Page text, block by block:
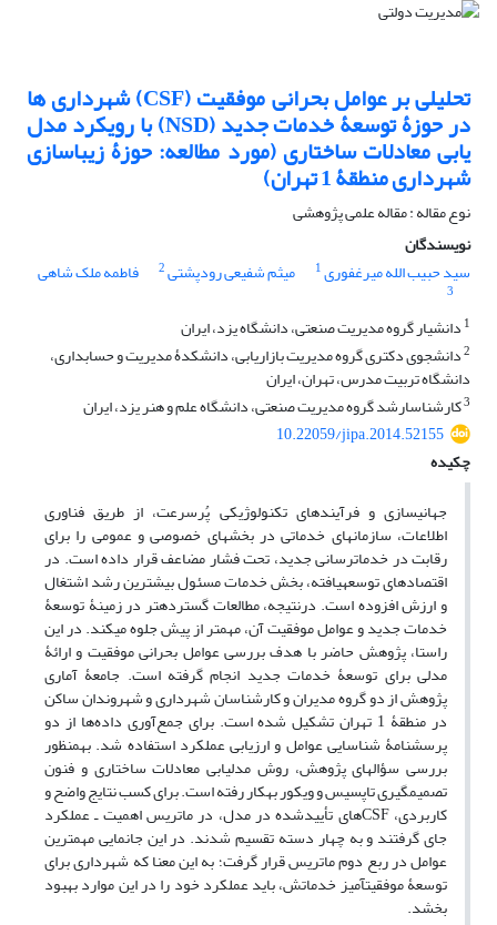
تحلیلی بر عوامل بحرانی موفقیت (CSF) شهرداری ها
در حوزۀ توسعۀ خدمات جدید (NSD) با رویکرد مدل
یابی معادلات ساختاری (مورد مطالعه: حوزۀ زیباسازی
شهرداری منطقۀ 1 تهران)
نوع مقاله : مقاله علمی پژوهشی
نویسندگان
سید حبیب الله میرغفوری1 میثم شفیعی رودپشتی2 فاطمه ملک شاهی
3
1 دانشیار گروه مدیریت صنعتی، دانشگاه یزد، ایران
2دانشجوی دکتری گروه مدیریت بازاریابی، دانشکدۀ مدیریت و حسابداری،
دانشگاه تربیت مدرس، تهران، ایران
3کارشناس‎ارشد گروه مدیریت صنعتی، دانشگاه علم و هنر یزد، ایران
10.22059/jipa.2014.52155
چکیده
جهانی­سازی و فرآیندهای تکنولوژیکی پُرسرعت، از طریق فناوری
اطلاعات، سازمان‎های خدماتی در بخش­های خصوصی و عمومی را برای
رقابت در خدمات‎رسانی جدید، تحت فشار مضاعف قرار داده است. در
اقتصادهای توسعه­یافته، بخش خدمات مسئول بیشترین رشد اشتغال
و ارزش افزوده است. درنتیجه، مطالعات گسترده­تر در زمینۀ توسعۀ
خدمات جدید و عوامل موفقیت آن، مهم­تر از پیش جلوه می­کند. در این
راستا، پژوهش حاضر با هدف بررسی عوامل بحرانی موفقیت و ارائۀ
مدلی برای توسعۀ خدمات جدید انجام گرفته است. جامعۀ آماری
پژوهش از دو گروه مدیران و کارشناسان شهرداری و شهروندان ساکن
در منطقۀ­ 1 تهران تشکیل شده است. برای جمع‌آوری داده‌ها از دو
پرسشنامۀ‌‌ شناسایی عوامل و ارزیابی عملکرد استفاده شد. به‎منظور
بررسی سؤال‎های پژوهش، روش مدل­یابی معادلات ساختاری و فنون
تصمیم‎گیری تاپسیس و ویکور به‎کار رفته است. برای کسب نتایج واضح و
کاربردی، CSFهای تأییدشده در مدل، در ماتریس اهمیت ـ عملکرد
جای گرفتند و به چهار دسته تقسیم شدند. در این جانمایی مهم‎ترین
عوامل در ربع دوم ماتریس قرار گرفت؛ به این معنا که شهرداری برای
توسعۀ موفقیت­آمیز خدماتش، باید عملکرد خود را در این موارد بهبود
بخشد.